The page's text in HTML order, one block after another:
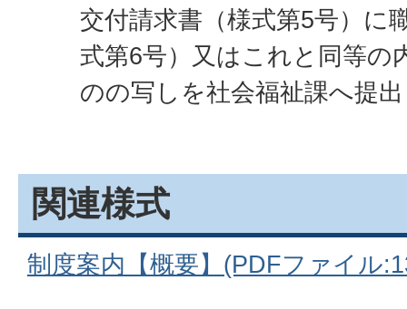
交付請求書（様式第5号）に
式第6号）又はこれと同等の
のの写しを社会福祉課へ提
関連様式
制度案内【概要】(PDFファイル